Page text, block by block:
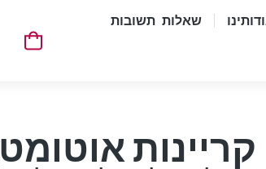
שאלות תשובות
קריינות